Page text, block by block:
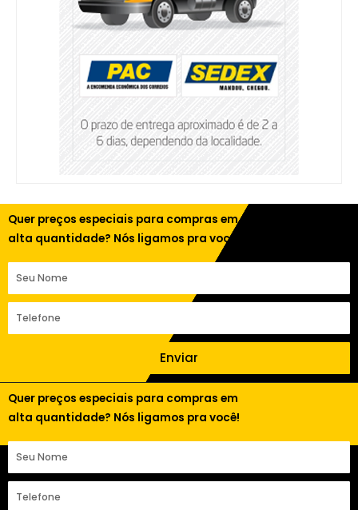
Quer preços especiais para compras em
alta quantidade? Nós ligamos pra você!
Enviar
Quer preços especiais para compras em
alta quantidade? Nós ligamos pra você!